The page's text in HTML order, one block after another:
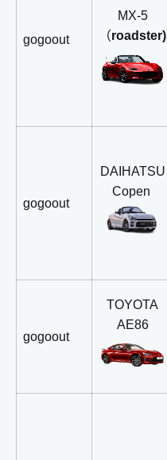
gogoout
MX-5
（roadster)
gogoout
DAIHATSU
Copen
gogoout
TOYOTA
AE86